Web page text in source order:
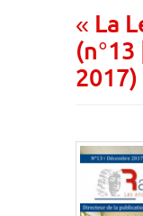
« La
2017)